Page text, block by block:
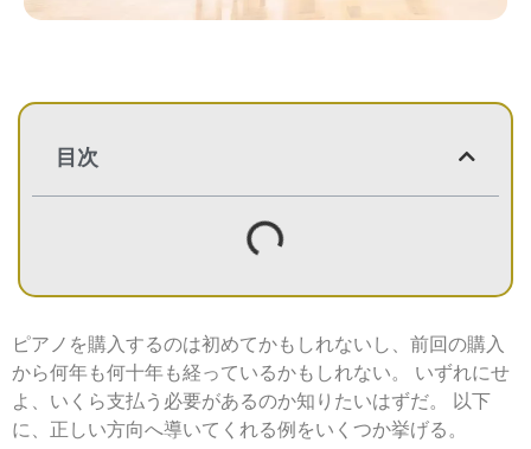
目次
ピアノを購入するのは初めてかもしれないし、前回の購入
から何年も何十年も経っているかもしれない。 いずれにせ
よ、いくら支払う必要があるのか知りたいはずだ。 以下
に、正しい方向へ導いてくれる例をいくつか挙げる。